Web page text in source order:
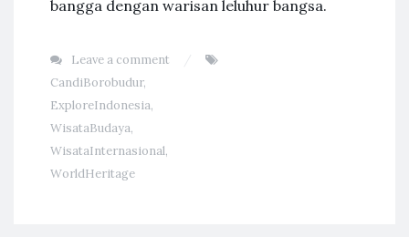
bangga dengan warisan leluhur bangsa.
Leave a comment
CandiBorobudur,
ExploreIndonesia,
WisataBudaya,
WisataInternasional,
WorldHeritage